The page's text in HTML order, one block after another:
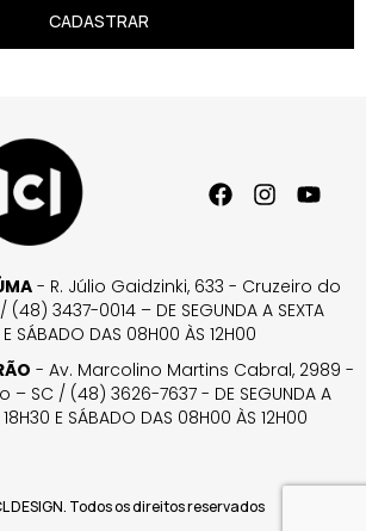
CADASTRAR
- R. Júlio Gaidzinki, 633 - Cruzeiro do
3437-0014 – DE SEGUNDA A SEXTA
SÁBADO DAS 08H00 ÀS 12H00
- Av. Marcolino Martins Cabral, 2989 -
SC / (48) 3626-7637 - DE SEGUNDA A
E SÁBADO DAS 08H00 ÀS 12H00
DESIGN. Todos os direitos reservados